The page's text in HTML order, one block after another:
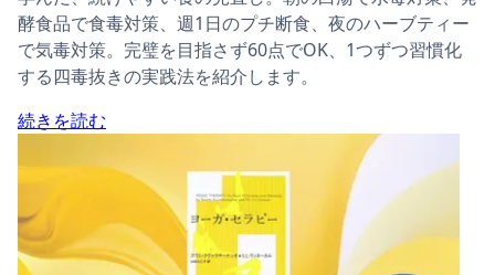
酵食品で食毒対策、週1日のプチ断食、夜のハーブティー
で気毒対策。完璧を目指さず60点でOK、1つずつ習慣化
する四毒抜きの実践法を紹介します。
続きを読む